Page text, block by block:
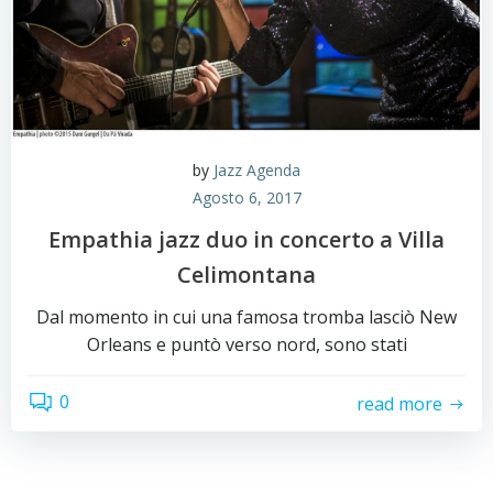
by Jazz Agenda
Agosto 6, 2017
Empathia jazz duo in concerto a Villa
Celimontana
Dal momento in cui una famosa tromba lasciò New
Orleans e puntò verso nord, sono stati
0 read more